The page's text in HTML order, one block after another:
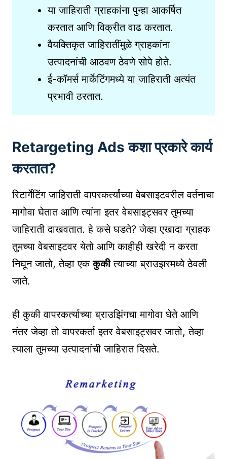
या जाहिराती ग्राहकांना पुन्हा आकर्षित
करतात आणि विक्रीत वाढ करतात.
वैयक्तिकृत जाहिरातींमुळे ग्राहकांना
उत्पादनांची आठवण ठेवणे सोपे होते.
ई-कॉमर्स मार्केटिंगमध्ये या जाहिराती अत्यंत
प्रभावी ठरतात.
Retargeting Ads कशा प्रकारे कार्य
करतात?
रिटार्गेटिंग जाहिराती वापरकर्त्यांच्या वेबसाइटवरील वर्तनाचा
मागोवा घेतात आणि त्यांना इतर वेबसाइट्सवर तुमच्या
जाहिराती दाखवतात. हे कसे घडते? जेव्हा एखादा ग्राहक
तुमच्या वेबसाइटवर येतो आणि काहीही खरेदी न करता
निघून जातो, तेव्हा एककुकीत्याच्या ब्राउझरमध्ये ठेवली
जाते.
ही कुकी वापरकर्त्याच्या ब्राउझिंगचा मागोवा घेते आणि
नंतर जेव्हा तो वापरकर्ता इतर वेबसाइट्सवर जातो, तेव्हा
त्याला तुमच्या उत्पादनांची जाहिरात दिसते.